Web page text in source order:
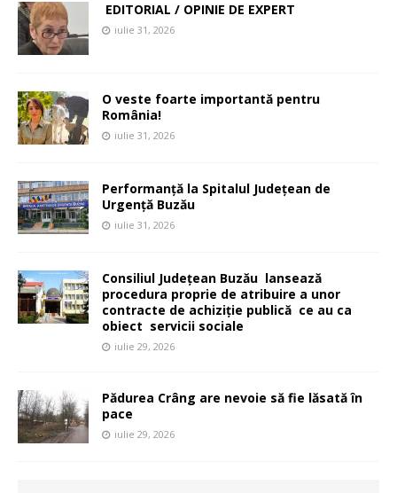
EDITORIAL / OPINIE DE EXPERT
iulie 31, 2026
O veste foarte importantă pentru
România!
iulie 31, 2026
Performanță la Spitalul Județean de
Urgență Buzău
iulie 31, 2026
Consiliul Județean Buzău lansează
procedura proprie de atribuire a unor
contracte de achiziție publică ce au ca
obiect servicii sociale
iulie 29, 2026
Pădurea Crâng are nevoie să fie lăsată în
pace
iulie 29, 2026